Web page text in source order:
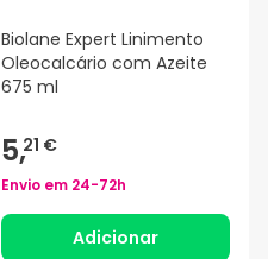
Biolane Expert Linimento
Oleocalcário com Azeite
675 ml
5,21 €
Envio em 24-72h
Adicionar